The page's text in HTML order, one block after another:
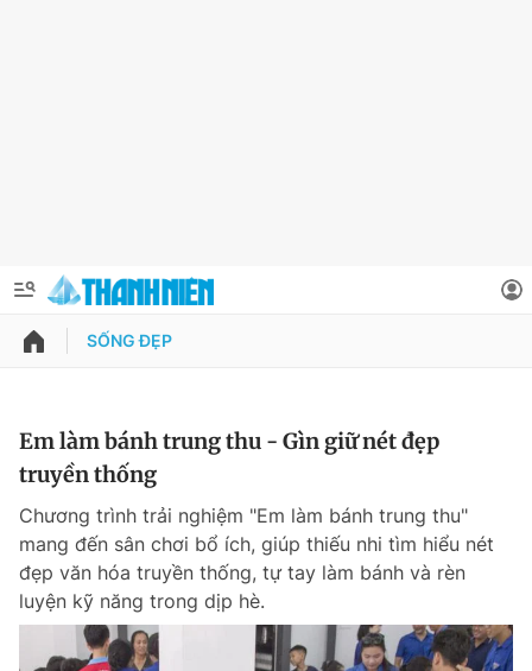
QUẢNG CÁO
Chuyên mục khác
Chào ngày mới
Thông tin tài khoản
Đổi mật khẩu
Tin đã lưu
Tin đã xem
Đăng xuất
SỐNG ĐẸP
Em làm bánh trung thu - Gìn giữ nét đẹp
truyền thống
Chương trình trải nghiệm "Em làm bánh trung thu"
mang đến sân chơi bổ ích, giúp thiếu nhi tìm hiểu nét
đẹp văn hóa truyền thống, tự tay làm bánh và rèn
luyện kỹ năng trong dịp hè.